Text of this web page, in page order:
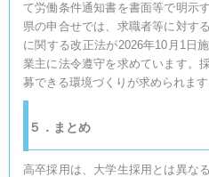
て労働条件通知書を書面等で明示
県の申合せでは、求職者等に対す
に関する改正法が2026年10月1日
業主に法令遵守を求めています。
募できる環境づくりが求められます
５．まとめ
高卒採用は、大学生採用とは異な